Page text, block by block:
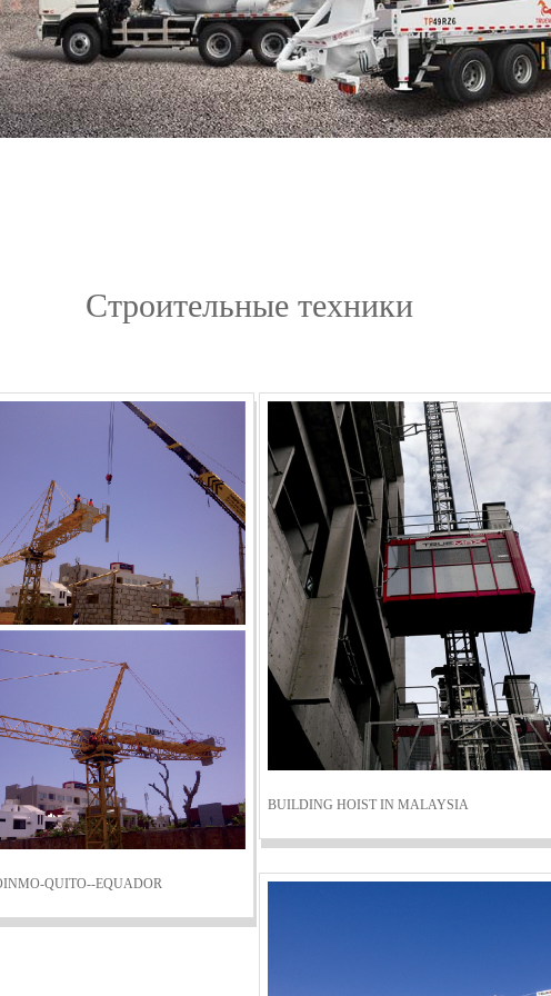
Строительные техники
QUITO--EQUADOR
BUILDING HOIST IN MALAYSIA